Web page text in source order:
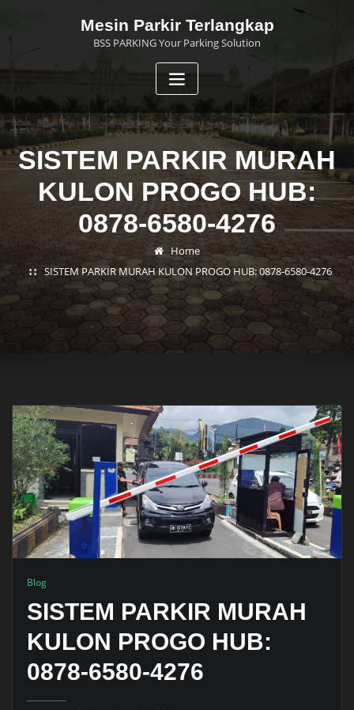
Mesin Parkir Terlangkap
BSS PARKING Your Parking Solution
SISTEM PARKIR MURAH
KULON PROGO HUB:
0878-6580-4276
Home
SISTEM PARKIR MURAH KULON PROGO HUB: 0878-6580-4276
Blog
SISTEM PARKIR MURAH
KULON PROGO HUB:
0878-6580-4276